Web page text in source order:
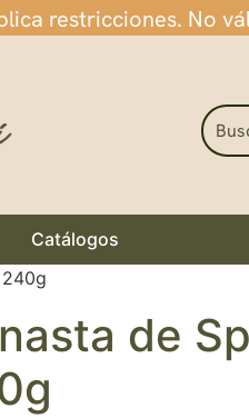
restricciones. No
Catálogos
de